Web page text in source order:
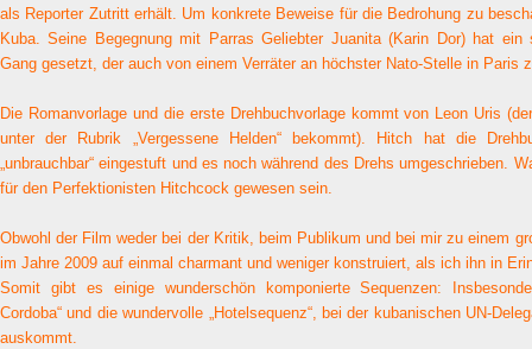
als Reporter Zutritt erhält. Um konkrete Beweise für die Bedrohung zu
Kuba. Seine Begegnung mit Parras Geliebter Juanita (Karin Dor) hat ein
Gang gesetzt, der auch von einem Verräter an höchster Nato-Stelle in Paris
Die Romanvorlage und die erste Drehbuchvorlage kommt von Leon Uris
unter der Rubrik „Vergessene Helden“ bekommt). Hitch hat die
„unbrauchbar“ eingestuft und es noch während des Drehs umgeschrieben.
für den Perfektionisten Hitchcock gewesen sein.
Obwohl der Film weder bei der Kritik, beim Publikum und bei mir zu einem
im Jahre 2009 auf einmal charmant und weniger konstruiert, als ich ihn in
Somit gibt es einige wunderschön komponierte Sequenzen:
Cordoba“ und die wundervolle „Hotelsequenz“, bei der kubanischen UN-
auskommt.